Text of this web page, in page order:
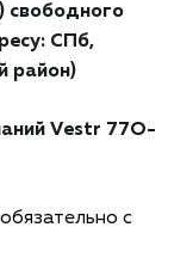
свободногo
CПб,
район)
Vеstr 77O-
c